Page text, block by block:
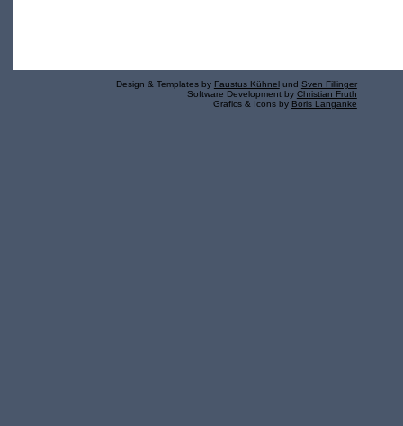
Design & Templates by Faustus Kühnel und Sven Fillinger
Software Development by Christian Fruth
Grafics & Icons by Boris Langanke